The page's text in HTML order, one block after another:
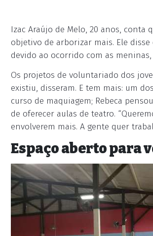
Izac Araújo de Melo, 20 anos,
objetivo de arborizar mais. Ele
devido ao ocorrido com as
Os projetos de voluntariado dos
existiu, disseram. E tem mais: um
curso de maquiagem; Rebeca
de oferecer aulas de teatro.
envolverem mais. A gente quer
Espaço aberto para